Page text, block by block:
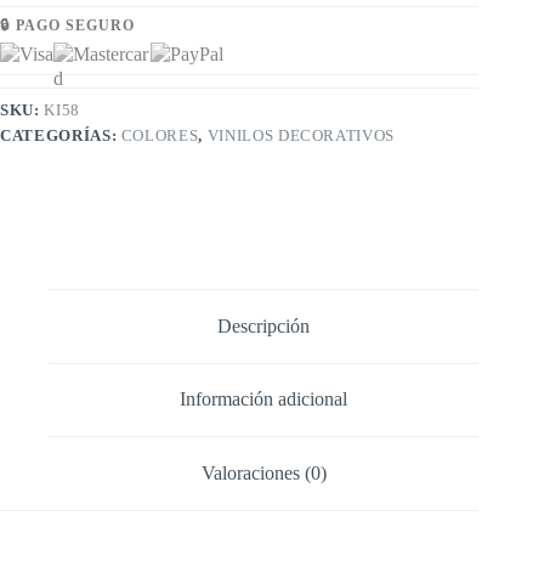
🔒 PAGO SEGURO
SKU:KI58
CATEGORÍAS: COLORES, VINILOS DECORATIVOS
Descripción
Información adicional
Valoraciones (0)